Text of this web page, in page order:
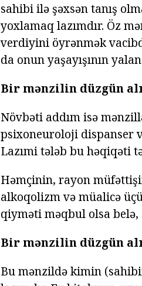
sahibi ilə şəxsən tanış
yoxlamaq lazımdır. Öz
verdiyini öyrənmək
da onun yaşayışının
Bir mənzilin düzgün
Növbəti addım isə
psixoneuroloji dispanser
Lazımi tələb bu həqiqəti
Həmçinin, rayon
alkoqolizm və müalicə
qiyməti məqbul olsa belə,
Bir mənzilin düzgün
Bu mənzildə kimin